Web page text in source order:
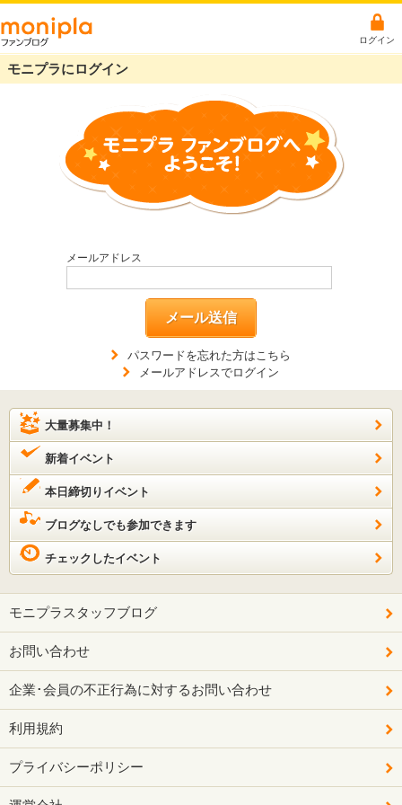
ログイン
モニプラにログイン
メールアドレス
メール送信
パスワードを忘れた方はこちら
メールアドレスでログイン
大量募集中！
新着イベント
本日締切りイベント
ブログなしでも参加できます
チェックしたイベント
モニプラスタッフブログ
お問い合わせ
企業･会員の不正行為に対するお問い合わせ
利用規約
プライバシーポリシー